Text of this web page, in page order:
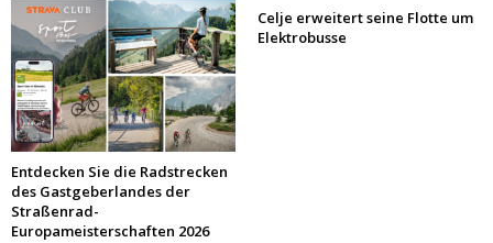
Entdecken Sie die Radstrecken
des Gastgeberlandes der
Straßenrad-
Europameisterschaften 2026
Celje erweitert seine Flotte um
Elektrobusse